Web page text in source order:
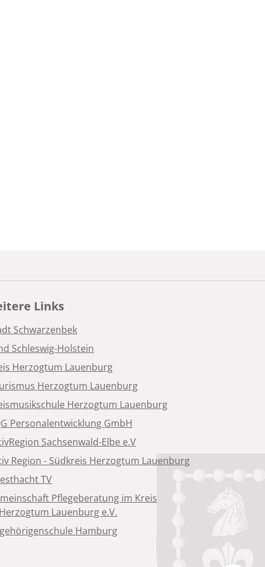
Links
Schwarzenbek
Schleswig-Holstein
Herzogtum Lauenburg
Herzogtum Lauenburg
Herzogtum Lauenburg
Personalentwicklung GmbH
Sachsenwald-Elbe e.V
Region - Südkreis Herzogtum Lauenburg
TV
Pflegeberatung im Kreis
Herzogtum Lauenburg e.V.
Hamburg